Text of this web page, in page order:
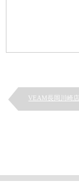
VEAM長岡川崎店